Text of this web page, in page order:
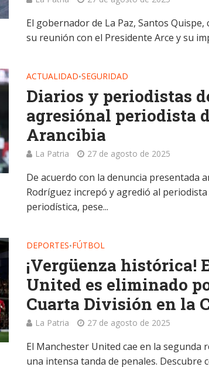
El gobernador de La Paz, Santos
su reunión con el Presidente Arce y su
ACTUALIDAD•SEGURIDAD
Diarios y periodistas
agresiónal periodista
Arancibia
La Patria 27 de agosto de 2025
De acuerdo con la denuncia presentada
Rodríguez increpó y agredió al
periodística, pese...
DEPORTES•FÚTBOL
¡Vergüenza histórica!
United es eliminado
Cuarta División en la
La Patria 27 de agosto de 2025
El Manchester United cae en la segunda
una intensa tanda de penales. Descubre